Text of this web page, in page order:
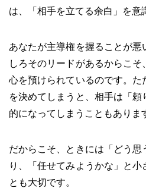
は、「相手を立てる余白」を意
あなたが主導権を握ることが
しろそのリードがあるからこ
心を預けられているのです。た
を決めてしまうと、相手は「
的になってしまうこともありま
だからこそ、ときには「どう思
り、「任せてみようかな」と小
とも大切です。